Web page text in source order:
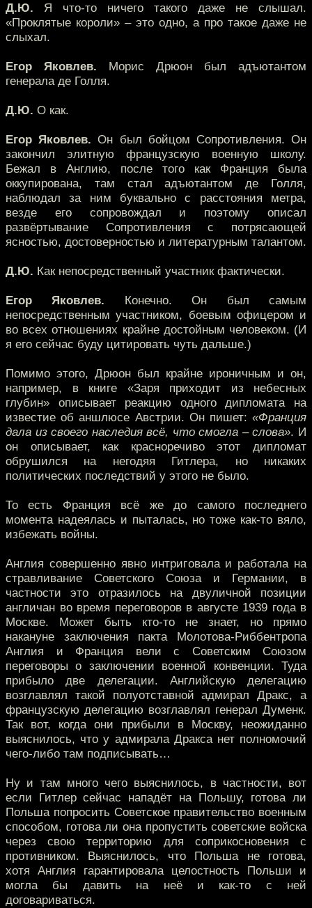
Д.Ю. Я что-то ничего такого даже не слышал.
«Проклятые короли» – это одно, а про такое даже не
слыхал.
Егор Яковлев. Морис Дрюон был адъютантом
генерала де Голля.
Д.Ю. О как.
Егор Яковлев. Он был бойцом Сопротивления. Он
закончил элитную французскую военную школу.
Бежал в Англию, после того как Франция была
оккупирована, там стал адъютантом де Голля,
наблюдал за ним буквально с расстояния метра,
везде его сопровождал и поэтому описал
развёртывание Сопротивления с потрясающей
ясностью, достоверностью и литературным талантом.
Д.Ю. Как непосредственный участник фактически.
Егор Яковлев. Конечно. Он был самым
непосредственным участником, боевым офицером и
во всех отношениях крайне достойным человеком. (И
я его сейчас буду цитировать чуть дальше.)
Помимо этого, Дрюон был крайне ироничным и он,
например, в книге «Заря приходит из небесных
глубин» описывает реакцию одного дипломата на
известие об аншлюсе Австрии. Он пишет: «Франция
дала из своего наследия всё, что смогла – слова». И
он описывает, как красноречиво этот дипломат
обрушился на негодяя Гитлера, но никаких
политических последствий у этого не было.
То есть Франция всё же до самого последнего
момента надеялась и пыталась, но тоже как-то вяло,
избежать войны.
Англия совершенно явно интриговала и работала на
стравливание Советского Союза и Германии, в
частности это отразилось на двуличной позиции
англичан во время переговоров в августе 1939 года в
Москве. Может быть кто-то не знает, но прямо
накануне заключения пакта Молотова-Риббентропа
Англия и Франция вели с Советским Союзом
переговоры о заключении военной конвенции. Туда
прибыло две делегации. Английскую делегацию
возглавлял такой полуотставной адмирал Дракс, а
французскую делегацию возглавлял генерал Думенк.
Так вот, когда они прибыли в Москву, неожиданно
выяснилось, что у адмирала Дракса нет полномочий
чего-либо там подписывать…
Ну и там много чего выяснилось, в частности, вот
если Гитлер сейчас нападёт на Польшу, готова ли
Польша попросить Советское правительство военным
способом, готова ли она пропустить советские войска
через свою территорию для соприкосновения с
противником. Выяснилось, что Польша не готова,
хотя Англия гарантировала целостность Польши и
могла бы давить на неё и как-то с ней
договариваться.